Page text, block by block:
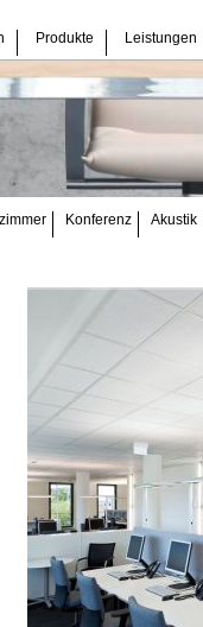
Produkte Leistungen
Konferenz
Akustik